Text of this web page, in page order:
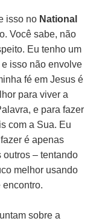
isso no National
Você sabe, não
Eu tenho um
isso não envolve
fé em Jesus é
para viver a
e para fazer
com a Sua. Eu
é apenas
outros – tentando
melhor usando
sobre a